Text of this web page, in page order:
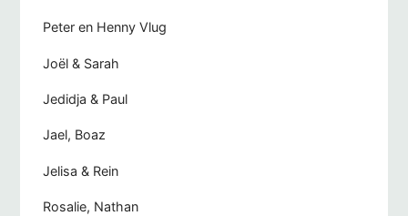
Peter en Henny Vlug
Joël & Sarah
Jedidja & Paul
Jael, Boaz
Jelisa & Rein
Rosalie, Nathan